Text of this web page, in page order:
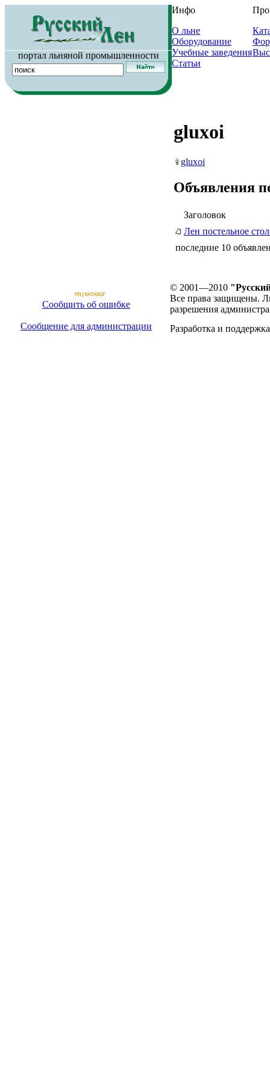
портал льняной промышленности
Инфо
О льне
Оборудование
Учебные заведения
Статьи
gluxoi
gluxoi
Объявления
Заголовок
Лен постельное
последние 10
Сообщить об ошибке
Сообщение для администрации
© 2001—2010
Все права защищены.
разрешения
Разработка и